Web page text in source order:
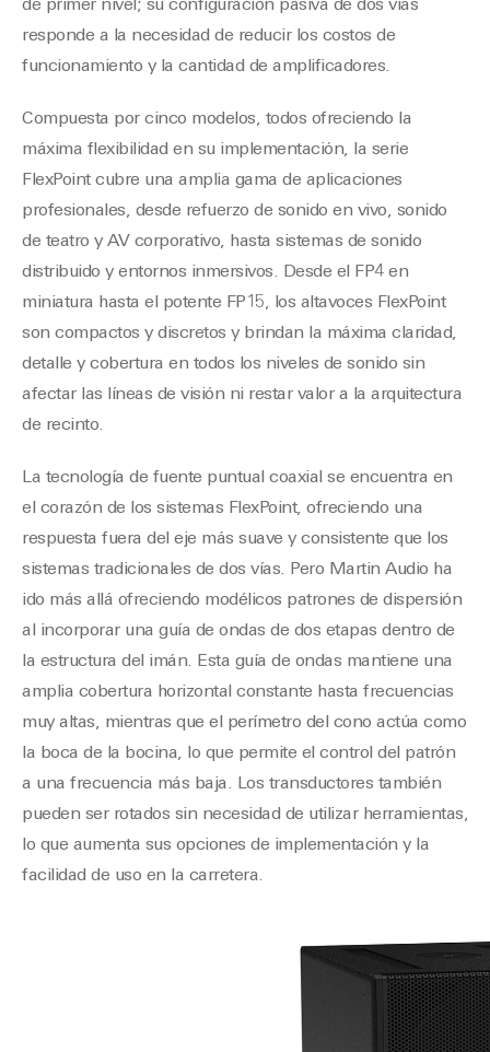
de primer nivel; su configuración pasiva de dos vías
responde a la necesidad de reducir los costos de
funcionamiento y la cantidad de amplificadores.
Compuesta por cinco modelos, todos ofreciendo la
máxima flexibilidad en su implementación, la serie
FlexPoint cubre una amplia gama de aplicaciones
profesionales, desde refuerzo de sonido en vivo, sonido
de teatro y AV corporativo, hasta sistemas de sonido
distribuido y entornos inmersivos. Desde el FP4 en
miniatura hasta el potente FP15, los altavoces FlexPoint
son compactos y discretos y brindan la máxima claridad,
detalle y cobertura en todos los niveles de sonido sin
afectar las líneas de visión ni restar valor a la arquitectura
de recinto.
La tecnología de fuente puntual coaxial se encuentra en
el corazón de los sistemas FlexPoint, ofreciendo una
respuesta fuera del eje más suave y consistente que los
sistemas tradicionales de dos vías. Pero Martin Audio ha
ido más allá ofreciendo modélicos patrones de dispersión
al incorporar una guía de ondas de dos etapas dentro de
la estructura del imán. Esta guía de ondas mantiene una
amplia cobertura horizontal constante hasta frecuencias
muy altas, mientras que el perímetro del cono actúa como
la boca de la bocina, lo que permite el control del patrón
a una frecuencia más baja. Los transductores también
pueden ser rotados sin necesidad de utilizar herramientas,
lo que aumenta sus opciones de implementación y la
facilidad de uso en la carretera.